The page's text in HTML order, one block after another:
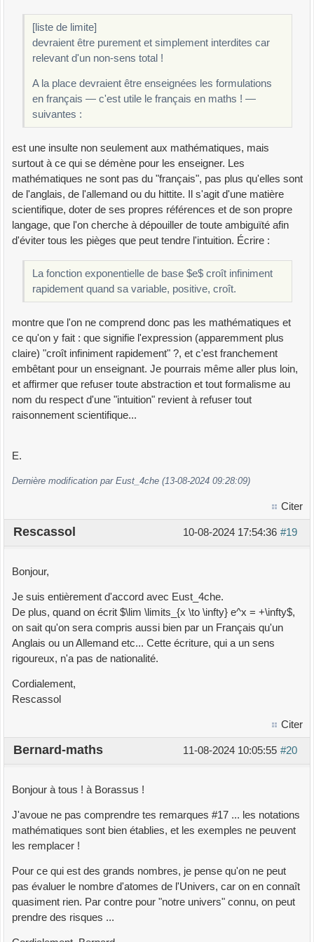
[liste de limite]
devraient être purement et simplement interdites car
relevant d'un non-sens total !
A la place devraient être enseignées les formulations
en français — c'est utile le français en maths ! —
suivantes :
est une insulte non seulement aux mathématiques, mais
surtout à ce qui se démène pour les enseigner. Les
mathématiques ne sont pas du "français", pas plus qu'elles sont
de l'anglais, de l'allemand ou du hittite. Il s'agit d'une matière
scientifique, doter de ses propres références et de son propre
langage, que l'on cherche à dépouiller de toute ambiguïté afin
d'éviter tous les pièges que peut tendre l'intuition. Écrire :
La fonction exponentielle de base $e$ croît infiniment
rapidement quand sa variable, positive, croît.
montre que l'on ne comprend donc pas les mathématiques et
ce qu'on y fait : que signifie l'expression (apparemment plus
claire) "croît infiniment rapidement" ?, et c'est franchement
embêtant pour un enseignant. Je pourrais même aller plus loin,
et affirmer que refuser toute abstraction et tout formalisme au
nom du respect d'une "intuition" revient à refuser tout
raisonnement scientifique...
E.
Dernière modification par Eust_4che (13-08-2024 09:28:09)
Citer
#19
10-08-2024 17:54:36
Rescassol
Bonjour,
Je suis entièrement d'accord avec Eust_4che.
De plus, quand on écrit $\lim \limits_{x \to \infty} e^x = +\infty$,
on sait qu'on sera compris aussi bien par un Français qu'un
Anglais ou un Allemand etc... Cette écriture, qui a un sens
rigoureux, n'a pas de nationalité.
Cordialement,
Rescassol
Citer
#20
11-08-2024 10:05:55
Bernard-maths
Bonjour à tous ! à Borassus !
J'avoue ne pas comprendre tes remarques #17 ... les notations
mathématiques sont bien établies, et les exemples ne peuvent
les remplacer !
Pour ce qui est des grands nombres, je pense qu'on ne peut
pas évaluer le nombre d'atomes de l'Univers, car on en connaît
quasiment rien. Par contre pour "notre univers" connu, on peut
prendre des risques ...